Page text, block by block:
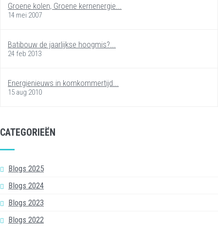
Groene kolen, Groene kernenergie...
14 mei 2007
Batibouw de jaarlijkse hoogmis?...
24 feb 2013
Energienieuws in komkommertijd...
15 aug 2010
CATEGORIEËN
Blogs 2025
Blogs 2024
Blogs 2023
Blogs 2022